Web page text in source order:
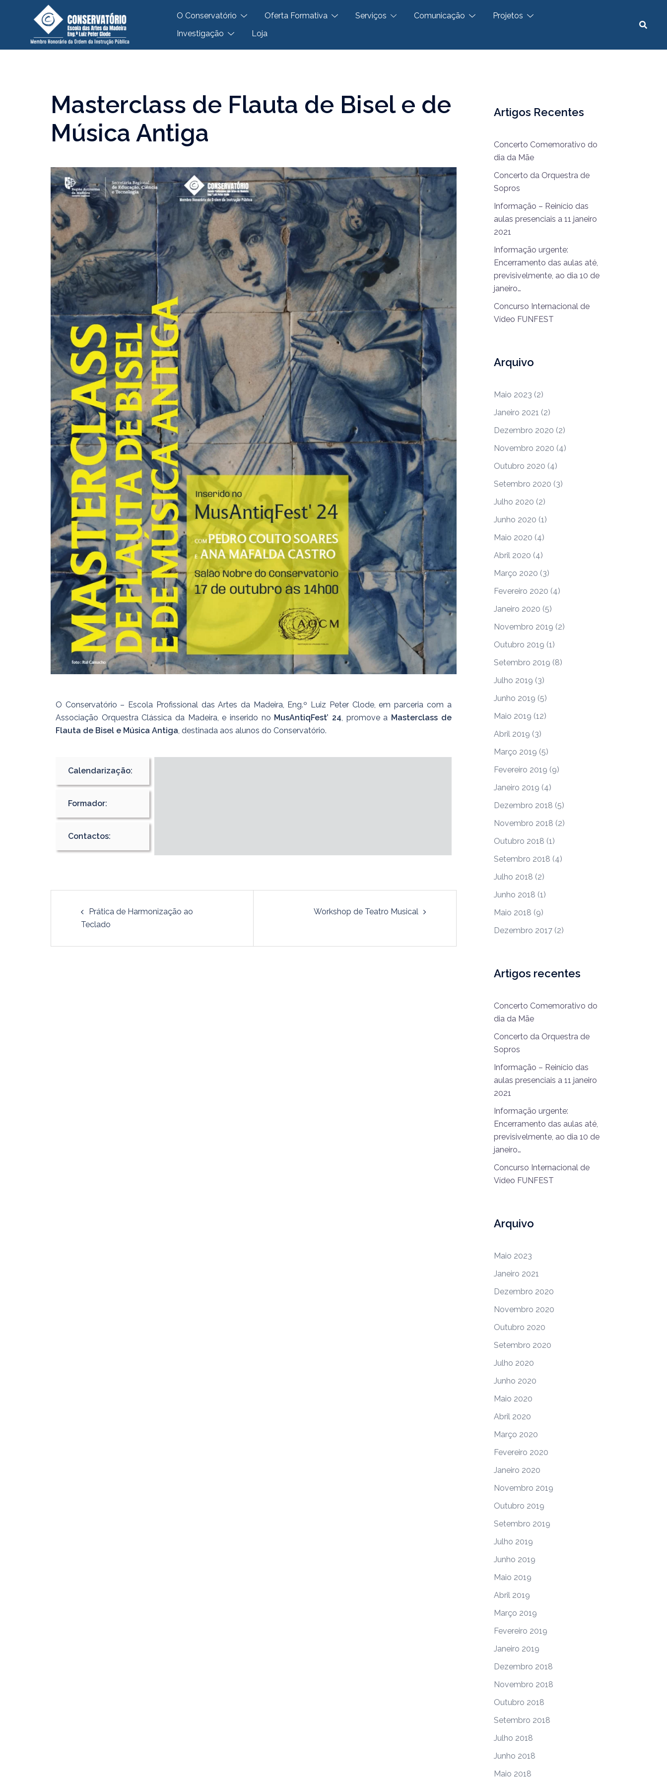
O Conservatório Oferta Formativa Serviços Comunicação
Projetos
Investigação
Loja
Masterclass de Flauta de Bisel e de
Música Antiga
O Conservatório – Escola Profissional das Artes da Madeira, Eng.º Luiz Peter Clode, em parceria com a
Associação Orquestra Clássica da Madeira, e inserido no MusAntiqFest’ 24, promove a Masterclass de
Flauta de Bisel e Música Antiga, destinada aos alunos do Conservatório.
Calendarização:
Formador:
Contactos:
Prática de Harmonização ao
Teclado
Workshop de Teatro Musical
Artigos Recentes
Concerto Comemorativo do
dia da Mãe
Concerto da Orquestra de
Sopros
Informação – Reinício das
aulas presenciais a 11 janeiro
2021
Informação urgente:
Encerramento das aulas até,
previsivelmente, ao dia 10 de
janeiro…
Concurso Internacional de
Vídeo FUNFEST
Arquivo
Maio 2023 (2)
Janeiro 2021 (2)
Dezembro 2020 (2)
Novembro 2020 (4)
Outubro 2020 (4)
Setembro 2020 (3)
Julho 2020 (2)
Junho 2020 (1)
Maio 2020 (4)
Abril 2020 (4)
Março 2020 (3)
Fevereiro 2020 (4)
Janeiro 2020 (5)
Novembro 2019 (2)
Outubro 2019 (1)
Setembro 2019 (8)
Julho 2019 (3)
Junho 2019 (5)
Maio 2019 (12)
Abril 2019 (3)
Março 2019 (5)
Fevereiro 2019 (9)
Janeiro 2019 (4)
Dezembro 2018 (5)
Novembro 2018 (2)
Outubro 2018 (1)
Setembro 2018 (4)
Julho 2018 (2)
Junho 2018 (1)
Maio 2018 (9)
Dezembro 2017(2)
Artigos recentes
Concerto Comemorativo do
dia da Mãe
Concerto da Orquestra de
Sopros
Informação – Reinício das
aulas presenciais a 11 janeiro
2021
Informação urgente:
Encerramento das aulas até,
previsivelmente, ao dia 10 de
janeiro…
Concurso Internacional de
Vídeo FUNFEST
Arquivo
Maio 2023
Janeiro 2021
Dezembro 2020
Novembro 2020
Outubro 2020
Setembro 2020
Julho 2020
Junho 2020
Maio 2020
Abril 2020
Março 2020
Fevereiro 2020
Janeiro 2020
Novembro 2019
Outubro 2019
Setembro 2019
Julho 2019
Junho 2019
Maio 2019
Abril 2019
Março 2019
Fevereiro 2019
Janeiro 2019
Dezembro 2018
Novembro 2018
Outubro 2018
Setembro 2018
Julho 2018
Junho 2018
Maio 2018